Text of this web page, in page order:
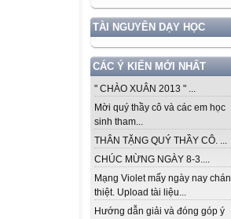
TÀI NGUYÊN DẠY HỌC
CÁC Ý KIẾN MỚI NHẤT
" CHÀO XUÂN 2013 " ...
Mời quý thầy cô và các em học
sinh tham...
THÂN TẶNG QUÝ THẦY CÔ. ...
CHÚC MỪNG NGÀY 8-3....
Mạng Violet mấy ngày nay chán
thiệt. Upload tài liệu...
Hướng dẫn giải và đóng góp ý